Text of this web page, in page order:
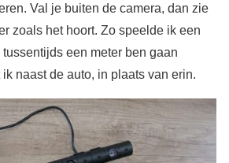
Val je buiten de camera, dan zie
zoals het hoort. Zo speelde ik een
een meter ben gaan
naast de auto, in plaats van erin.